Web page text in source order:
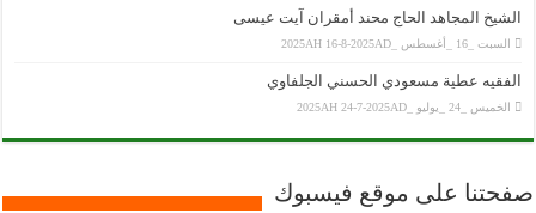
الشيخ المجاهد الحاج محند أمقران آيت عيسى
السبت _16 _أغسطس _2025AH 16-8-2025AD
الفقيه عطية مسعودي الحسني الجلفاوي
الخميس _24 _يوليو _2025AH 24-7-2025AD
صفحتنا على موقع فيسبوك